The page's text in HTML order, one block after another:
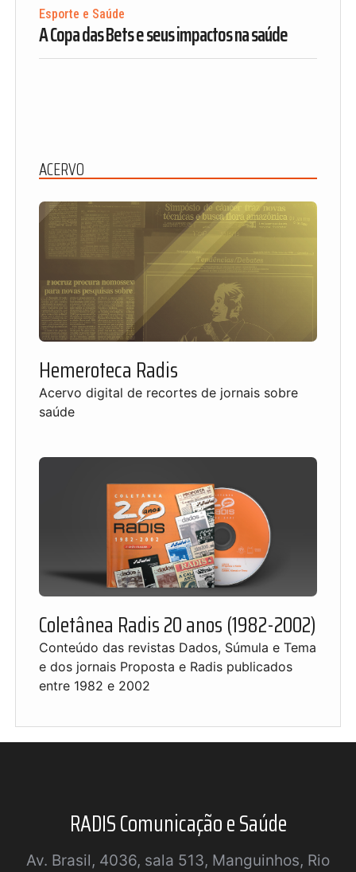
Esporte e Saúde
A Copa das Bets e seus impactos na saúde
ACERVO
Hemeroteca Radis
Acervo digital de recortes de jornais sobre
saúde
Coletânea Radis 20 anos (1982-2002)
Conteúdo das revistas Dados, Súmula e Tema
e dos jornais Proposta e Radis publicados
entre 1982 e 2002
RADIS Comunicação e Saúde
Av. Brasil, 4036, sala 513, Manguinhos, Rio